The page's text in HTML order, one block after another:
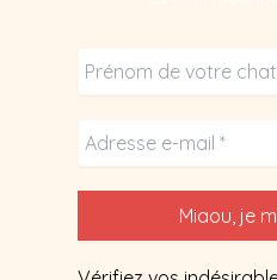
dangereuses.